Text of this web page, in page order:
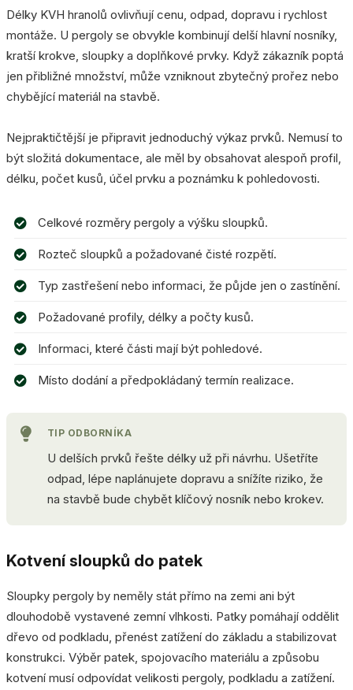
Délky KVH hranolů ovlivňují cenu, odpad, dopravu i rychlost
montáže. U pergoly se obvykle kombinují delší hlavní nosníky,
kratší krokve, sloupky a doplňkové prvky. Když zákazník poptá
jen přibližné množství, může vzniknout zbytečný prořez nebo
chybějící materiál na stavbě.
Nejpraktičtější je připravit jednoduchý výkaz prvků. Nemusí to
být složitá dokumentace, ale měl by obsahovat alespoň profil,
délku, počet kusů, účel prvku a poznámku k pohledovosti.
Celkové rozměry pergoly a výšku sloupků.
Rozteč sloupků a požadované čisté rozpětí.
Typ zastřešení nebo informaci, že půjde jen o zastínění.
Požadované profily, délky a počty kusů.
Informaci, které části mají být pohledové.
Místo dodání a předpokládaný termín realizace.
TIP ODBORNÍKA
U delších prvků řešte délky už při návrhu. Ušetříte
odpad, lépe naplánujete dopravu a snížíte riziko, že
na stavbě bude chybět klíčový nosník nebo krokev.
Kotvení sloupků do patek
Sloupky pergoly by neměly stát přímo na zemi ani být
dlouhodobě vystavené zemní vlhkosti. Patky pomáhají oddělit
dřevo od podkladu, přenést zatížení do základu a stabilizovat
konstrukci. Výběr patek, spojovacího materiálu a způsobu
kotvení musí odpovídat velikosti pergoly, podkladu a zatížení.